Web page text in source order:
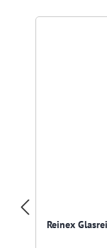
Reinex